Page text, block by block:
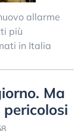
allarme
più
in Italia
Ma